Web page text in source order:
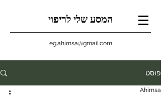
המסע שלי לריפוי
eg.ahimsa@gmail.com
פוסט
Ahimsa